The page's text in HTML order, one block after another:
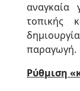
αναγκαία
τοπικής
παραγωγή.
Ρύθμιση